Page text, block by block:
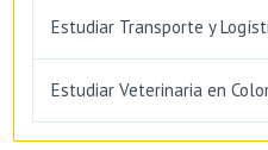
Estudiar Transporte y
Estudiar Veterinaria en